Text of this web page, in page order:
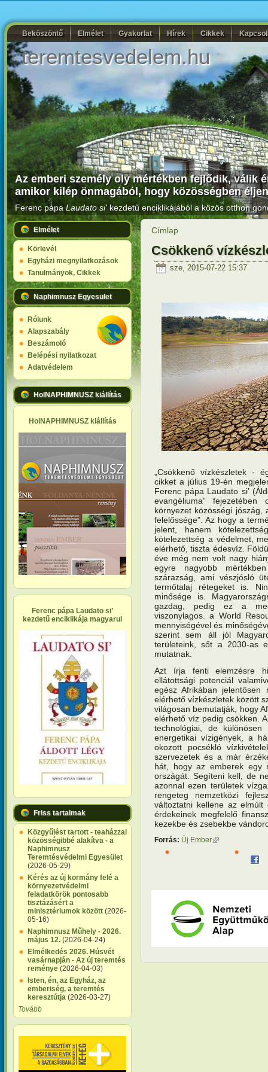
Beköszöntő Elmélet Gyakorlat Hírek Cikkek
teremtesvedelem.hu
Az emberi személy oly mértékben fejlődik, válik
amikor kilép önmagából, hogy közösségben
Ferenc pápaLaudato si'kezdetű enciklikájából a közös otthon
Elmélet
Körlevél
Egyházi megnyilatkozások
Tanulmányok, Cikkek
Naphimnusz Egyesület
Rólunk
Alapszabály
Beszámoló
Belépési nyilatkozat
Adatvédelem
HolNAPHIMNUSZ kiállítás
HolNAPHIMNUSZ kiállítás
Ferenc pápa Laudato si’
kezdetű enciklikája magyarul
Friss tartalmak
Közgyűlést tartott - teaházzal
közösségibbé alakítva - a
Naphimnusz
Teremtésvédelmi Egyesület
(2026-05-29)
Kérés az új kormány felé a
környezetvédelmi
feladatkörök pontosabb
tisztázásért a
minisztériumok között (2026-
05-16)
Naphimnusz Műhely - 2026.
május 12. (2026-04-24)
Elmélkedés 2026. Húsvét
vasárnapján - Az új teremtés
reménye (2026-04-03)
Isten, én, az Egyház, az
emberiség, a teremtés
keresztútja (2026-03-27)
Tovább
Címlap
Csökkenő
sze, 2015-07-22 15:37
„Csökkenő vízkészletek -
cikket a július 19-én
Ferenc pápa Laudato si’
evangéliuma”
környezet közösségi
felelőssége”. Az hogy a
jelent, hanem
kötelezettség a védelmet,
elérhető, tiszta édesvíz.
éve még nem volt nagy
egyre nagyobb
szárazság, ami vészjósló
termőtalaj rétegeket is.
minősége is.
gazdag, pedig ez a
viszonylagos. a World
mennyiségével és
szerint sem áll jól
területeink, sőt a 2030-as
mutatnak.
Azt írja fenti elemzésre
ellátottsági potenciál
egész Afrikában
elérhető vízkészletek között
világosan bemutatják, hogy
elérhető víz pedig csökken.
technológiai, de
energetikai vízigények, a
okozott pocsékló
szervezetek és a már
hát, hogy az emberek egy
országát. Segíteni kell, de
azonnal ezen területek
rengeteg nemzetközi
változtatni kellene az
érdekeinek megfelelő
kezekbe és zsebekbe
Forrás: Új Ember(külső